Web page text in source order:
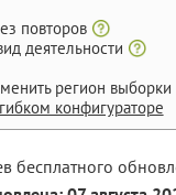
повторов
деятельности
регион выборки
гибком конфигураторе
бесплатного